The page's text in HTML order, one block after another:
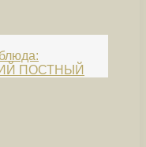
ПОСТНЫЙ